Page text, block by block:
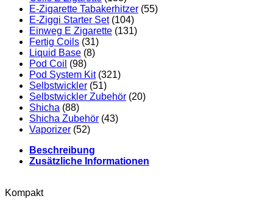
E-Zigarette Tabakerhitzer (55)
E-Ziggi Starter Set (104)
Einweg E Zigarette (131)
Fertig Coils (31)
Liquid Base (8)
Pod Coil (98)
Pod System Kit (321)
Selbstwickler (51)
Selbstwickler Zubehör (20)
Shicha (88)
Shicha Zubehör (43)
Vaporizer (52)
Beschreibung
Zusätzliche Informationen
Kompakt